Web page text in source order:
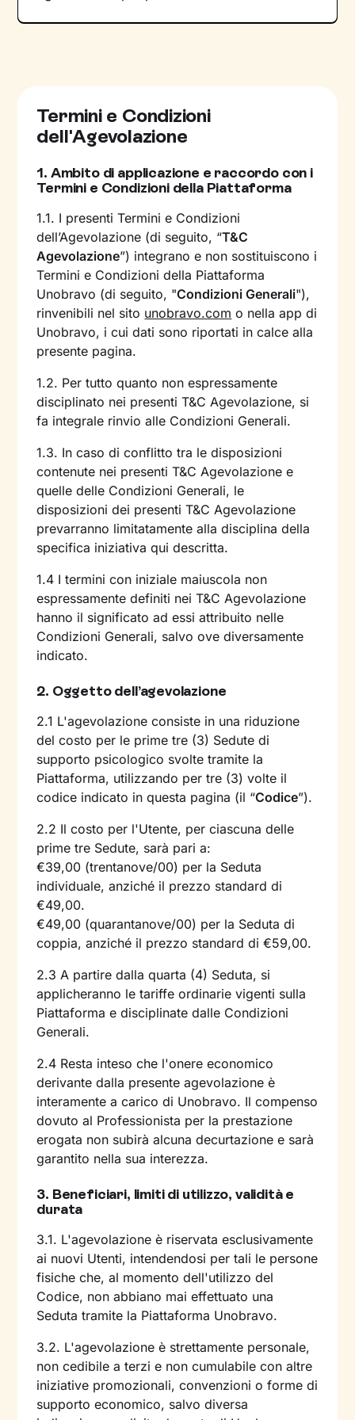
Termini e Condizioni
dell'Agevolazione
1. Ambito di applicazione e raccordo con i
Termini e Condizioni della Piattaforma
1.1. I presenti Termini e Condizioni
dell’Agevolazione (di seguito, “T&C
Agevolazione”) integrano e non sostituiscono i
Termini e Condizioni della Piattaforma
Unobravo (di seguito, "Condizioni Generali"),
rinvenibili nel sito unobravo.com o nella app di
Unobravo, i cui dati sono riportati in calce alla
presente pagina.
1.2. Per tutto quanto non espressamente
disciplinato nei presenti T&C Agevolazione, si
fa integrale rinvio alle Condizioni Generali.
1.3. In caso di conflitto tra le disposizioni
contenute nei presenti T&C Agevolazione e
quelle delle Condizioni Generali, le
disposizioni dei presenti T&C Agevolazione
prevarranno limitatamente alla disciplina della
specifica iniziativa qui descritta.
1.4 I termini con iniziale maiuscola non
espressamente definiti nei T&C Agevolazione
hanno il significato ad essi attribuito nelle
Condizioni Generali, salvo ove diversamente
indicato.
2. Oggetto dell’agevolazione
2.1 L'agevolazione consiste in una riduzione
del costo per le prime tre (3) Sedute di
supporto psicologico svolte tramite la
Piattaforma, utilizzando per tre (3) volte il
codice indicato in questa pagina (il “Codice”).
2.2 Il costo per l'Utente, per ciascuna delle
prime tre Sedute, sarà pari a:
€39,00 (trentanove/00) per la Seduta
individuale, anziché il prezzo standard di
€49,00.
€49,00 (quarantanove/00) per la Seduta di
coppia, anziché il prezzo standard di €59,00.
2.3 A partire dalla quarta (4) Seduta, si
applicheranno le tariffe ordinarie vigenti sulla
Piattaforma e disciplinate dalle Condizioni
Generali.
2.4 Resta inteso che l'onere economico
derivante dalla presente agevolazione è
interamente a carico di Unobravo. Il compenso
dovuto al Professionista per la prestazione
erogata non subirà alcuna decurtazione e sarà
garantito nella sua interezza.
3. Beneficiari, limiti di utilizzo, validità e
durata
3.1. L'agevolazione è riservata esclusivamente
ai nuovi Utenti, intendendosi per tali le persone
fisiche che, al momento dell'utilizzo del
Codice, non abbiano mai effettuato una
Seduta tramite la Piattaforma Unobravo.
3.2. L'agevolazione è strettamente personale,
non cedibile a terzi e non cumulabile con altre
iniziative promozionali, convenzioni o forme di
supporto economico, salvo diversa